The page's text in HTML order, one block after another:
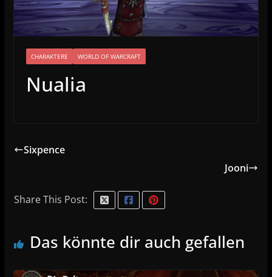
CHARAKTERE WORLD OF WARCRAFT
Nualia
Sixpence
Jooni
Share This Post:
Das könnte dir auch gefallen